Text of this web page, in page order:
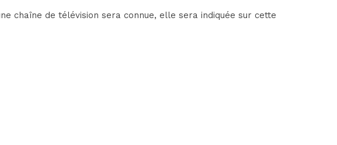
chaîne de télévision sera connue, elle sera indiquée sur cette